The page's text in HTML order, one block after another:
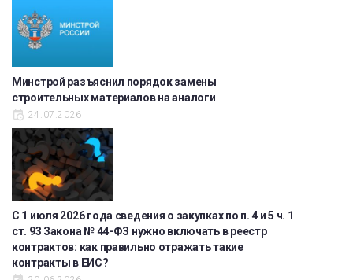
Минстрой разъяснил порядок замены
строительных материалов на аналоги
24.07.2026
С 1 июля 2026 года сведения о закупках по п. 4 и 5 ч. 1
ст. 93 Закона № 44-ФЗ нужно включать в реестр
контрактов: как правильно отражать такие
контракты в ЕИС?